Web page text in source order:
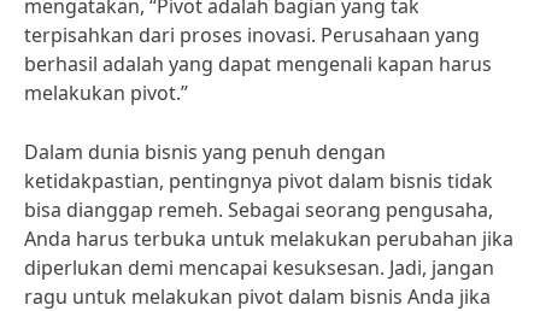
mengatakan, “Pivot adalah bagian yang tak
terpisahkan dari proses inovasi. Perusahaan yang
berhasil adalah yang dapat mengenali kapan harus
melakukan pivot.”
Dalam dunia bisnis yang penuh dengan
ketidakpastian, pentingnya pivot dalam bisnis tidak
bisa dianggap remeh. Sebagai seorang pengusaha,
Anda harus terbuka untuk melakukan perubahan jika
diperlukan demi mencapai kesuksesan. Jadi, jangan
ragu untuk melakukan pivot dalam bisnis Anda jika